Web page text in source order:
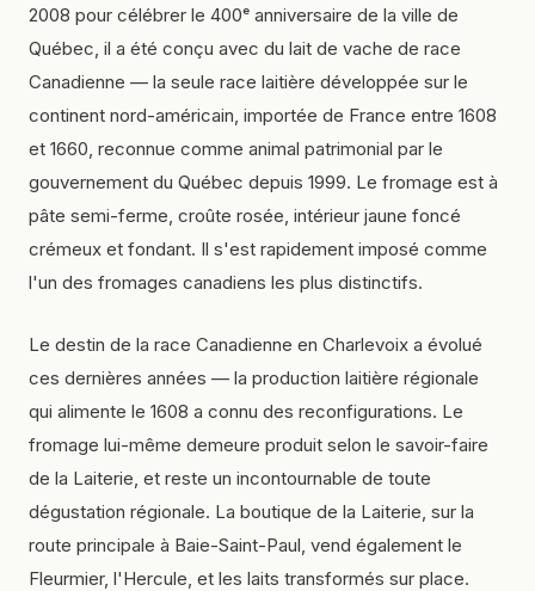
2008 pour célébrer le 400ᵉ anniversaire de la ville de
Québec, il a été conçu avec du lait de vache de race
Canadienne — la seule race laitière développée sur le
continent nord-américain, importée de France entre 1608
et 1660, reconnue comme animal patrimonial par le
gouvernement du Québec depuis 1999. Le fromage est à
pâte semi-ferme, croûte rosée, intérieur jaune foncé
crémeux et fondant. Il s'est rapidement imposé comme
l'un des fromages canadiens les plus distinctifs.
Le destin de la race Canadienne en Charlevoix a évolué
ces dernières années — la production laitière régionale
qui alimente le 1608 a connu des reconfigurations. Le
fromage lui-même demeure produit selon le savoir-faire
de la Laiterie, et reste un incontournable de toute
dégustation régionale. La boutique de la Laiterie, sur la
route principale à Baie-Saint-Paul, vend également le
Fleurmier, l'Hercule, et les laits transformés sur place.